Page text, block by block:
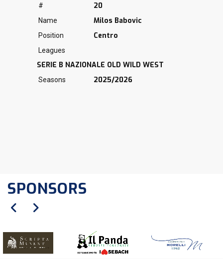
# 20
Name Milos Babovic
Position Centro
Leagues
SERIE B NAZIONALE OLD WILD WEST
Seasons 2025/2026
SPONSORS